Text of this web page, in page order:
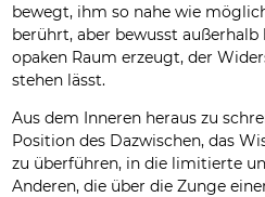
bewegt, ihm so nahe wie
berührt, aber bewusst
opaken Raum erzeugt, der
stehen lässt.
Aus dem Inneren heraus zu
Position des Dazwischen, das
zu überführen, in die limitierte
Anderen, die über die Zunge